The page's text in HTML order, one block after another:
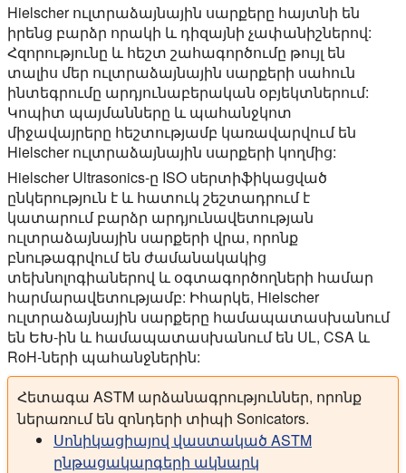
Hielscher ուլտրաձայնային սարքերը հայտնի են
իրենց բարձր որակի և դիզայնի չափանիշներով:
Հզորությունը և հեշտ շահագործումը թույլ են
տալիս մեր ուլտրաձայնային սարքերի սահուն
ինտեգրումը արդյունաբերական օբյեկտներում:
Կոպիտ պայմանները և պահանջկոտ
միջավայրերը հեշտությամբ կառավարվում են
Hielscher ուլտրաձայնային սարքերի կողմից:
Hielscher Ultrasonics-ը ISO սերտիֆիկացված
ընկերություն է և հատուկ շեշտադրում է
կատարում բարձր արդյունավետության
ուլտրաձայնային սարքերի վրա, որոնք
բնութագրվում են ժամանակակից
տեխնոլոգիաներով և օգտագործողների համար
հարմարավետությամբ: Իհարկե, Hielscher
ուլտրաձայնային սարքերը համապատասխանում
են ԵԽ-ին և համապատասխանում են UL, CSA և
RoH-ների պահանջներին:
Հետագա ASTM արձանագրություններ, որոնք
ներառում են զոնդերի տիպի Sonicators.
Սոնիկացիայով վաստակած ASTM
ընթացակարգերի ակնարկ